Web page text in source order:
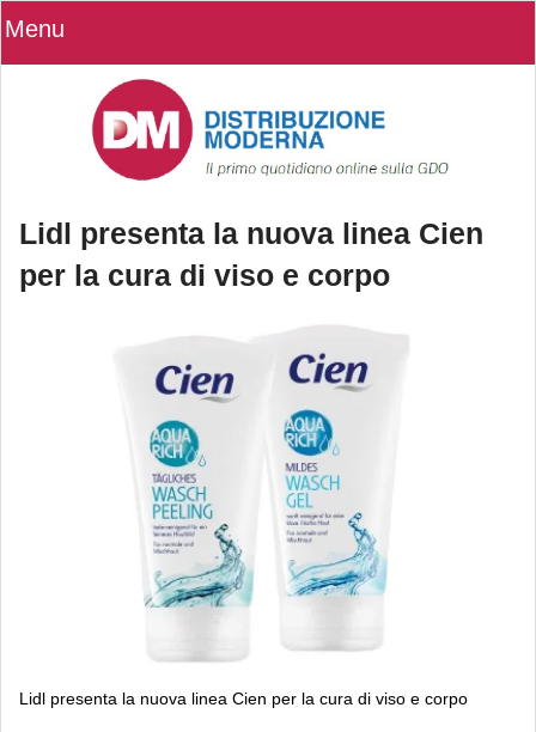
Menu
Lidl presenta la nuova linea Cien
per la cura di viso e corpo
Lidl presenta la nuova linea Cien per la cura di viso e corpo